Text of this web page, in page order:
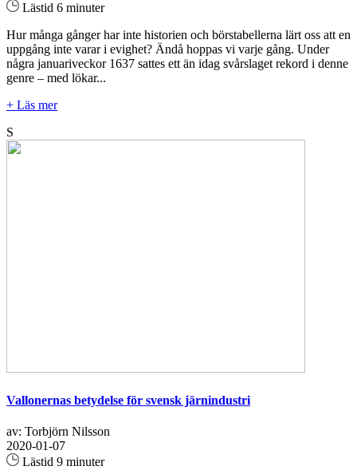
Lästid 6 minuter
Hur många gånger har inte historien och börstabellerna lärt oss att en
uppgång inte varar i evighet? Ändå hoppas vi varje gång. Under
några januariveckor 1637 sattes ett än idag svårslaget rekord i denne
genre – med lökar...
+ Läs mer
S
Vallonernas betydelse för svensk järnindustri
av: Torbjörn Nilsson
2020-01-07
Lästid 9 minuter